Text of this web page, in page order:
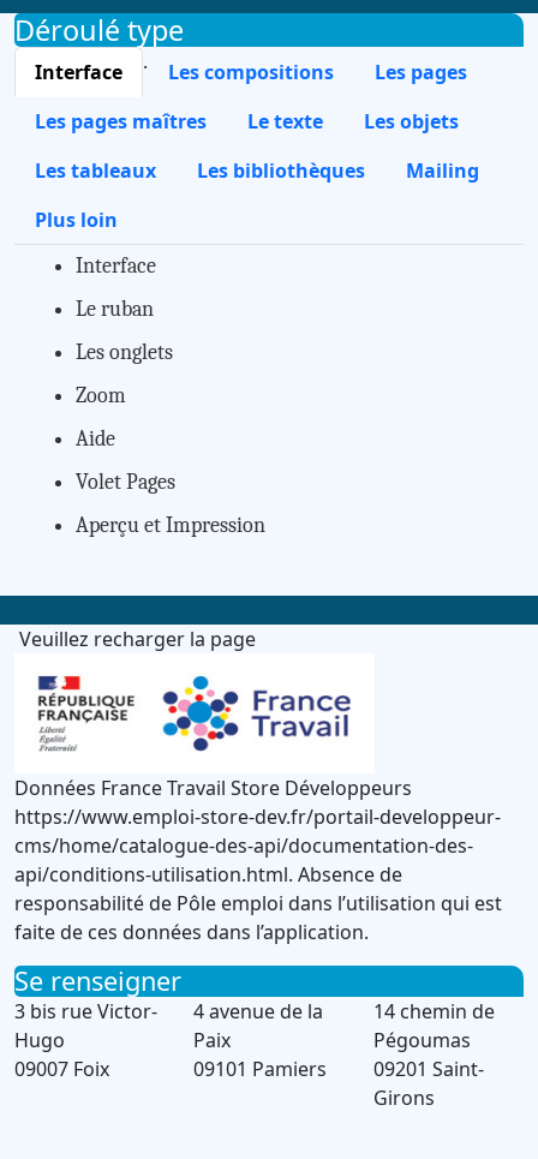
Déroulé type
Interface . Les compositions
Les pages
Les pages maîtres
Le texte
Les objets
Les tableaux
Les bibliothèques
Mailing
Plus loin
Interface
Le ruban
Les onglets
Zoom
Aide
Volet Pages
Aperçu et Impression
Veuillez recharger la page
Données France Travail Store Développeurs
https://www.emploi-store-dev.fr/portail-developpeur-
cms/home/catalogue-des-api/documentation-des-
api/conditions-utilisation.html. Absence de
responsabilité de Pôle emploi dans l’utilisation qui est
faite de ces données dans l’application.
Se renseigner
3 bis rue Victor-
Hugo
09007 Foix
4 avenue de la
Paix
09101 Pamiers
14 chemin de
Pégoumas
09201 Saint-
Girons